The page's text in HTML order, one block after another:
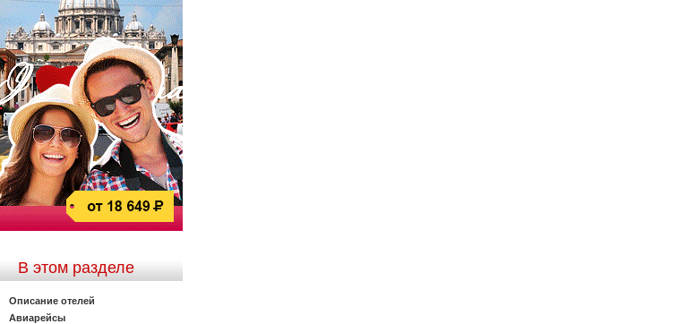
В этом разделе
Описание отелей
Авиарейсы